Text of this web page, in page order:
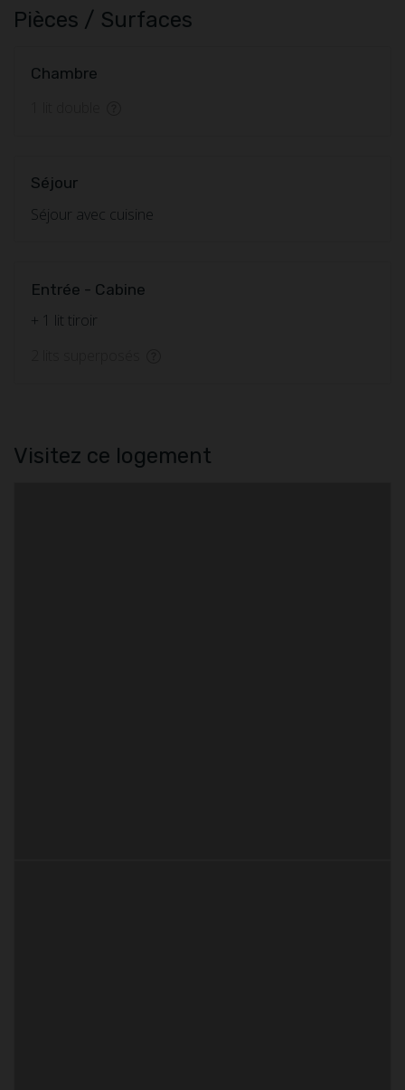
Pièces / Surfaces
Chambre
Séjour
Séjour avec cuisine
Entrée - Cabine
+ 1 lit tiroir
Visitez ce logement